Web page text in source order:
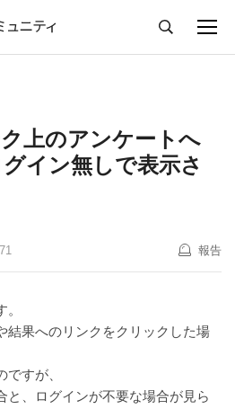
上のアンケートへ
イン無しで表示さ
報告
結果へのリンクをクリックした場
すが、
と、ログインが不要な場合が見ら